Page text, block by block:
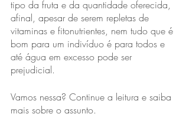
tipo da fruta e da quantidade oferecida,
afinal, apesar de serem repletas de
vitaminas e fitonutrientes, nem tudo que é
bom para um indivíduo é para todos e
até água em excesso pode ser
prejudicial.
Vamos nessa? Continue a leitura e saiba
mais sobre o assunto.